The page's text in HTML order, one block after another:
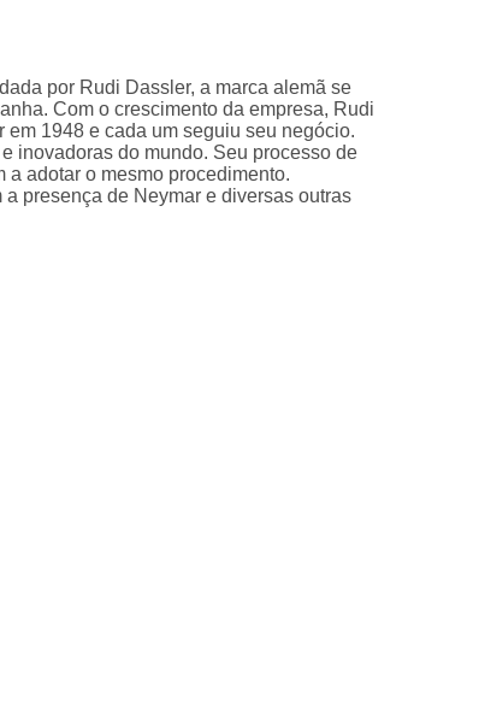
por Rudi Dassler, a marca alemã se
Com o crescimento da empresa, Rudi
1948 e cada um seguiu seu negócio.
inovadoras do mundo. Seu processo de
adotar o mesmo procedimento.
presença de Neymar e diversas outras